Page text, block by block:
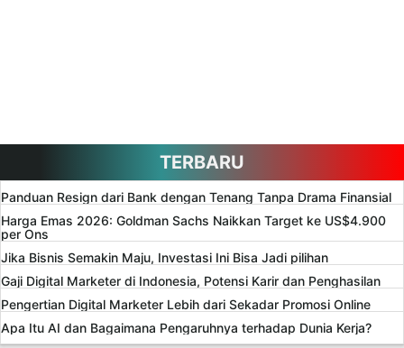
TERBARU
Panduan Resign dari Bank dengan Tenang Tanpa Drama Finansial
Harga Emas 2026: Goldman Sachs Naikkan Target ke US$4.900
per Ons
Jika Bisnis Semakin Maju, Investasi Ini Bisa Jadi pilihan
Gaji Digital Marketer di Indonesia, Potensi Karir dan Penghasilan
Pengertian Digital Marketer Lebih dari Sekadar Promosi Online
Apa Itu AI dan Bagaimana Pengaruhnya terhadap Dunia Kerja?